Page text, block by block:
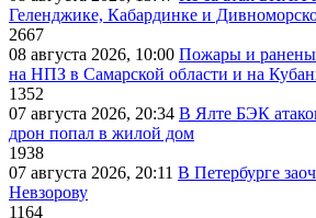
Геленджике, Кабардинке и
2667
08 августа 2026, 10:00 Пожары и
на НПЗ в Самарской области и на
1352
07 августа 2026, 20:34 В Ялте БЭК
дрон попал в жилой дом
1938
07 августа 2026, 20:11 В Петербурге
Невзорову
1164